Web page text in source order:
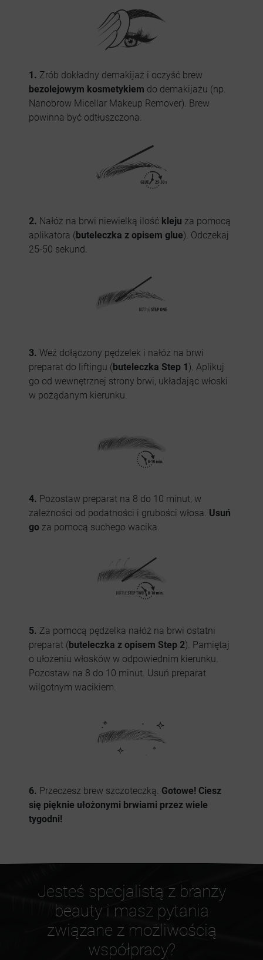
1. Zrób dokładny demakijaż i oczyść brew
bezolejowym kosmetykiem do demakijażu (np.
Nanobrow Micellar Makeup Remover). Brew
powinna być odtłuszczona.
2. Nałóż na brwi niewielką ilość kleju za pomocą
aplikatora (buteleczka z opisem glue). Odczekaj
25-50 sekund.
3. Weź dołączony pędzelek i nałóż na brwi
preparat do liftingu (buteleczka Step 1). Aplikuj
go od wewnętrznej strony brwi, układając włoski
w pożądanym kierunku.
4. Pozostaw preparat na 8 do 10 minut, w
zależności od podatności i grubości włosa. Usuń
go za pomocą suchego wacika.
5. Za pomocą pędzelka nałóż na brwi ostatni
preparat (buteleczka z opisem Step 2). Pamiętaj
o ułożeniu włosków w odpowiednim kierunku.
Pozostaw na 8 do 10 minut. Usuń preparat
wilgotnym wacikiem.
6. Przeczesz brew szczoteczką. Gotowe! Ciesz
się pięknie ułożonymi brwiami przez wiele
tygodni!
Jesteś specjalistą z branży
beauty i masz pytania
związane z możliwością
współpracy?